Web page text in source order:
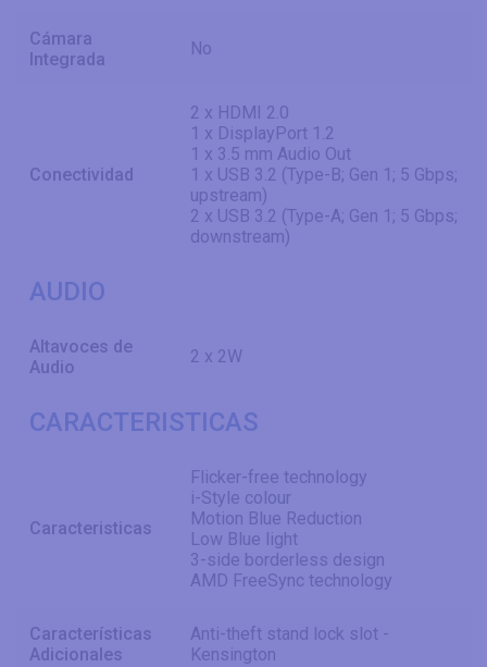
Cámara
Integrada
No
Conectividad
2 x HDMI 2.0
1 x DisplayPort 1.2
1 x 3.5 mm Audio Out
1 x USB 3.2 (Type-B; Gen 1; 5 Gbps;
upstream)
2 x USB 3.2 (Type-A; Gen 1; 5 Gbps;
downstream)
AUDIO
Altavoces de
Audio
2 x 2W
CARACTERISTICAS
Caracteristicas
Flicker-free technology
i-Style colour
Motion Blue Reduction
Low Blue light
3-side borderless design
AMD FreeSync technology
Características
Adicionales
Anti-theft stand lock slot -
Kensington